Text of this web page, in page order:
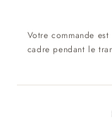
Votre commande
cadre pendant le